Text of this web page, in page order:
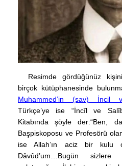
Resimde gördüğünüz
birçok kütüphanesinde
Muhammed’in (sav) İncil
Türkçe’ye ise “İncîl ve
Kitabında şöyle der:“Ben,
Başpiskoposu ve Profesörü
ise Allah’ın aciz bir kulu
Dâvûd’um…Bugün